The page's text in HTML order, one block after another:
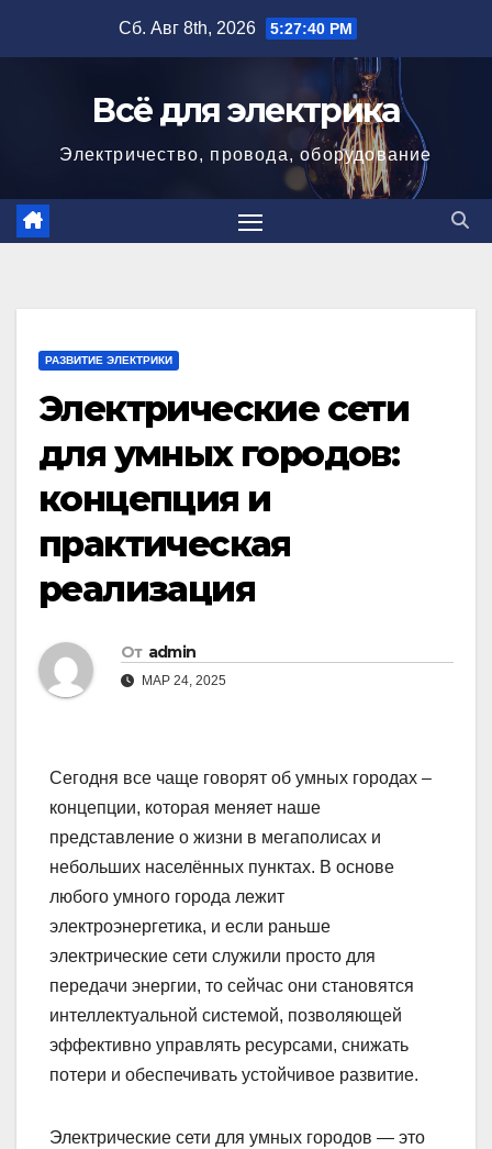
Сб. Авг 8th, 2026 5:27:41 PM
Всё для электрика
Электричество, провода, оборудование
РАЗВИТИЕ ЭЛЕКТРИКИ
Электрические сети
для умных городов:
концепция и
практическая
реализация
От admin
МАР 24, 2025
Сегодня все чаще говорят об умных городах –
концепции, которая меняет наше
представление о жизни в мегаполисах и
небольших населённых пунктах. В основе
любого умного города лежит
электроэнергетика, и если раньше
электрические сети служили просто для
передачи энергии, то сейчас они становятся
интеллектуальной системой, позволяющей
эффективно управлять ресурсами, снижать
потери и обеспечивать устойчивое развитие.
Электрические сети для умных городов — это